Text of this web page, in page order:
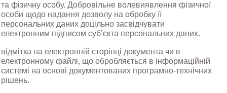
та фізичну особу. Добровільне волевиявлення фізичної
особи щодо надання дозволу на обробку її
персональних даних доцільно засвідчувати
електронним підписом суб’єкта персональних даних.
відмітка на електронній сторінці документа чи в
електронному файлі, що обробляється в інформаційній
системі на основі документованих програмно-технічних
рішень.